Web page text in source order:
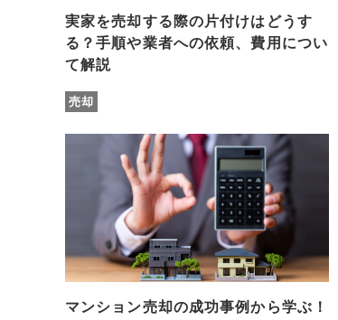
実家を売却する際の片付けはどうす
る？手順や業者への依頼、費用につい
て解説
売却
マンション売却の成功事例から学ぶ！